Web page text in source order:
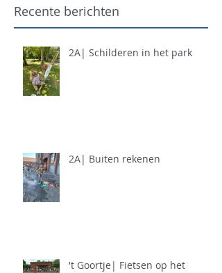
Recente berichten
2A| Schilderen in het park
2A| Buiten rekenen
't Goortje| Fietsen op het